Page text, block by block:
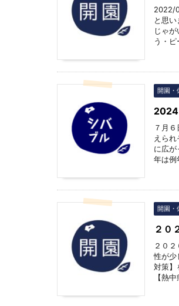
2022/
と思
じゃ
う・
開園・
７月
えら
に広
年は例
開園・
２０
２０
性が少
対策】
【熱